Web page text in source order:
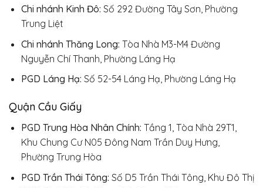
Chi nhánh Kinh Đô: Số 292 Đường Tây Sơn, Phường
Trung Liệt
Chi nhánh Thăng Long: Tòa Nhà M3-M4 Đường
Nguyễn Chí Thanh, Phường Láng Hạ
PGD Láng Hạ: Số 52-54 Láng Hạ, Phường Láng Hạ
Quận Cầu Giấy
PGD Trung Hòa Nhân Chính: Tầng 1, Tòa Nhà 29T1,
Khu Chung Cư N05 Đông Nam Trần Duy Hưng,
Phường Trung Hòa
PGD Trần Thái Tông: Số D5 Trần Thái Tông, Khu Đô Thị